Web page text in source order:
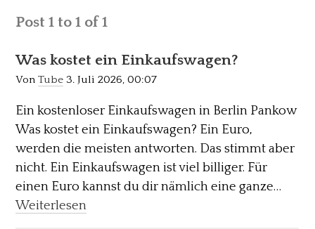
Post 1 to 1 of 1
Was kostet ein Einkaufswagen?
VonTube 3. Juli 2026, 00:07
Ein kostenloser Einkaufswagen in Berlin Pankow
Was kostet ein Einkaufswagen? Ein Euro,
werden die meisten antworten. Das stimmt aber
nicht. Ein Einkaufswagen ist viel billiger. Für
einen Euro kannst du dir nämlich eine ganze…
Weiterlesen